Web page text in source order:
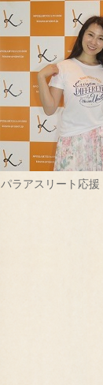
パラアスリート応援